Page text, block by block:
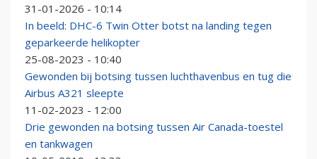
31-01-2026 - 10:14
In beeld: DHC-6 Twin Otter botst na landing tegen
geparkeerde helikopter
25-08-2023 - 10:40
Gewonden bij botsing tussen luchthavenbus en tug die
Airbus A321 sleepte
11-02-2023 - 12:00
Drie gewonden na botsing tussen Air Canada-toestel
en tankwagen